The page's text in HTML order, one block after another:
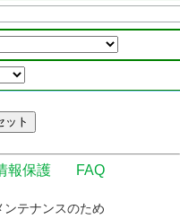
報保護 FAQ
テナンスのため